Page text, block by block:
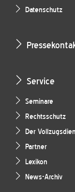
Datenschutz
Service
Seminare
Rechtsschutz
Der
Partner
Lexikon
News-Archiv